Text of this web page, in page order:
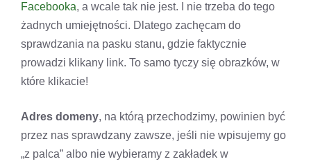
Facebooka, a wcale tak nie jest. I nie trzeba do tego
żadnych umiejętności. Dlatego zachęcam do
sprawdzania na pasku stanu, gdzie faktycznie
prowadzi klikany link. To samo tyczy się obrazków, w
które klikacie!
Adres domeny, na którą przechodzimy, powinien być
przez nas sprawdzany zawsze, jeśli nie wpisujemy go
„z palca” albo nie wybieramy z zakładek w